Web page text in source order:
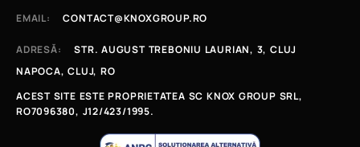
EMAIL: CONTACT@KNOXGROUP.RO
ADRESĂ:
STR. AUGUST TREBONIU LAURIAN, 3, CLUJ
NAPOCA, CLUJ, RO
ACEST SITE ESTE PROPRIETATEA SC KNOX GROUP SRL,
RO7096380, J12/423/1995.